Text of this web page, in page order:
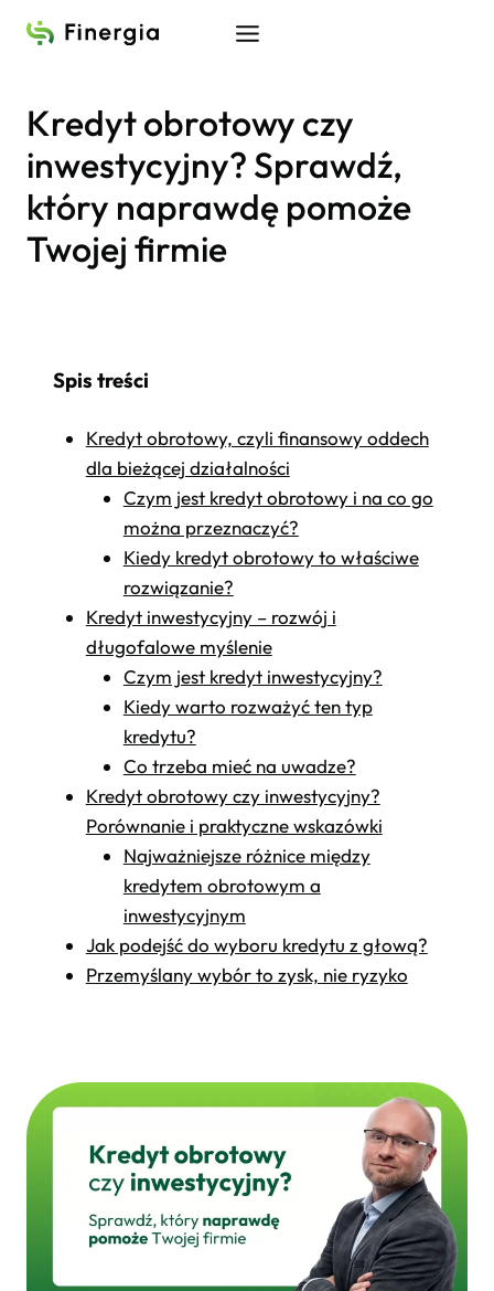
Kredyt obrotowy czy
inwestycyjny? Sprawdź,
który naprawdę pomoże
Twojej firmie
Spis treści
Kredyt obrotowy, czyli finansowy oddech
dla bieżącej działalności
Czym jest kredyt obrotowy i na co go
można przeznaczyć?
Kiedy kredyt obrotowy to właściwe
rozwiązanie?
Kredyt inwestycyjny – rozwój i
długofalowe myślenie
Czym jest kredyt inwestycyjny?
Kiedy warto rozważyć ten typ
kredytu?
Co trzeba mieć na uwadze?
Kredyt obrotowy czy inwestycyjny?
Porównanie i praktyczne wskazówki
Najważniejsze różnice między
kredytem obrotowym a
inwestycyjnym
Jak podejść do wyboru kredytu z głową?
Przemyślany wybór to zysk, nie ryzyko